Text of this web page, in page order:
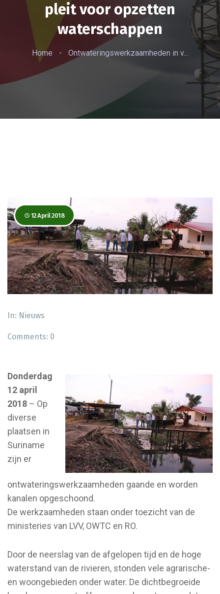
pleit voor opzetten
waterschappen
Home - Ontwateringswerkzaamheden in v...
12 April 2018
In: Nieuws
Comments: 0
Donderdag
12 april
2018 – Op
diverse
plaatsen in
Suriname
zijn er
ontwateringswerkzaamheden gaande en worden
kanalen opgeschoond.
De werkzaamheden staan onder toezicht van de
ministeries van LVV, OWTC en RO.
Door de neerslag van de afgelopen tijd en de hoge
waterstand van de rivieren, stonden vele agrarische-
en woongebieden onder water. De dichtbegroeide